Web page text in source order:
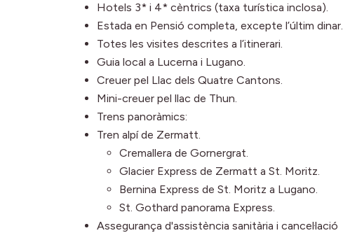
Hotels 3* i 4* cèntrics (taxa turística inclosa).
Estada en Pensió completa, excepte l’últim dinar.
Totes les visites descrites a l’itinerari.
Guia local a Lucerna i Lugano.
Creuer pel Llac dels Quatre Cantons.
Mini-creuer pel llac de Thun.
Trens panoràmics:
Tren alpí de Zermatt.
Cremallera de Gornergrat.
Glacier Express de Zermatt a St. Moritz.
Bernina Express de St. Moritz a Lugano.
St. Gothard panorama Express.
Assegurança d'assistència sanitària i cancel·lació